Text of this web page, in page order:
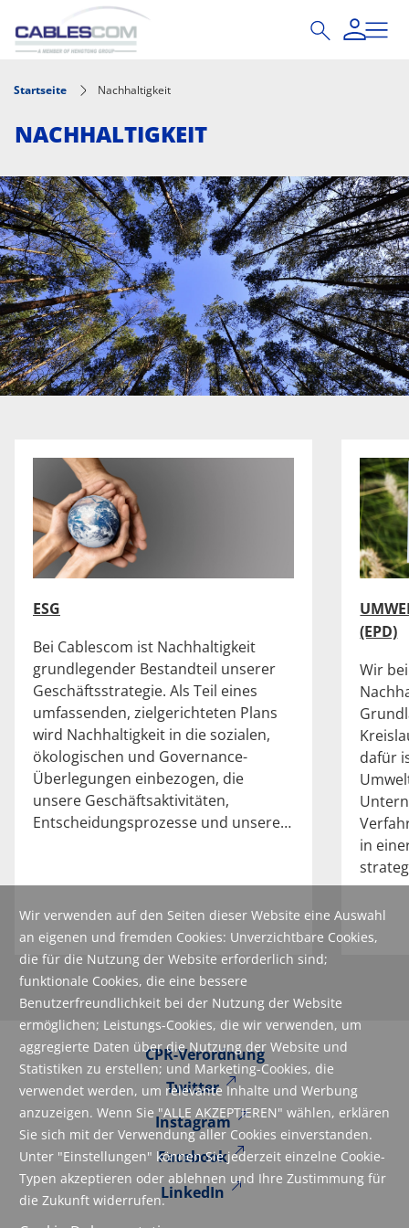
Direkt zum Inhalt
Wir verwenden auf den Seiten dieser Website eine Auswahl
an eigenen und fremden Cookies: Unverzichtbare Cookies,
die für die Nutzung der Website erforderlich sind;
funktionale Cookies, die eine bessere
Benutzerfreundlichkeit bei der Nutzung der Website
ermöglichen; Leistungs-Cookies, die wir verwenden, um
aggregierte Daten über die Nutzung der Website und
Statistiken zu erstellen; und Marketing-Cookies, die
verwendet werden, um relevante Inhalte und Werbung
anzuzeigen. Wenn Sie "ALLE AKZEPTIEREN" wählen, erklären
Sie sich mit der Verwendung aller Cookies einverstanden.
Unter "Einstellungen" können Sie jederzeit einzelne Cookie-
Typen akzeptieren oder ablehnen und Ihre Zustimmung für
die Zukunft widerrufen.
Startseite Nachhaltigkeit
NACHHALTIGKEIT
ESG
Bei Cablescom ist Nachhaltigkeit
grundlegender Bestandteil unserer
Geschäftsstrategie. Als Teil eines
umfassenden, zielgerichteten Plans
wird Nachhaltigkeit in die sozialen,
ökologischen und Governance-
Überlegungen einbezogen, die
unsere Geschäftsaktivitäten,
Entscheidungs­prozesse und unsere…
(EPD)
Wir
dafür
in
CPR-Verordnung
Twitter
Instagram
Facebook
LinkedIn